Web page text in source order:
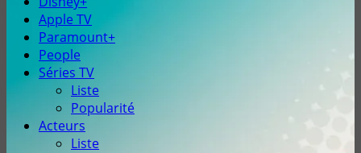
Apple TV
Paramount+
People
Séries TV
Liste
Popularité
Acteurs
Liste